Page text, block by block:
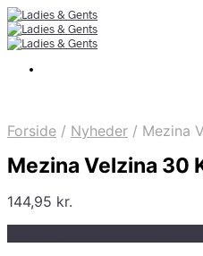
Forside / Nyheder / Mezina
Mezina Velzina 30
144,95 kr.